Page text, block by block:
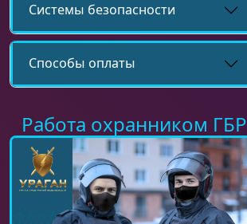
Системы безопасности
Способы оплаты
Работа охранником ГБР